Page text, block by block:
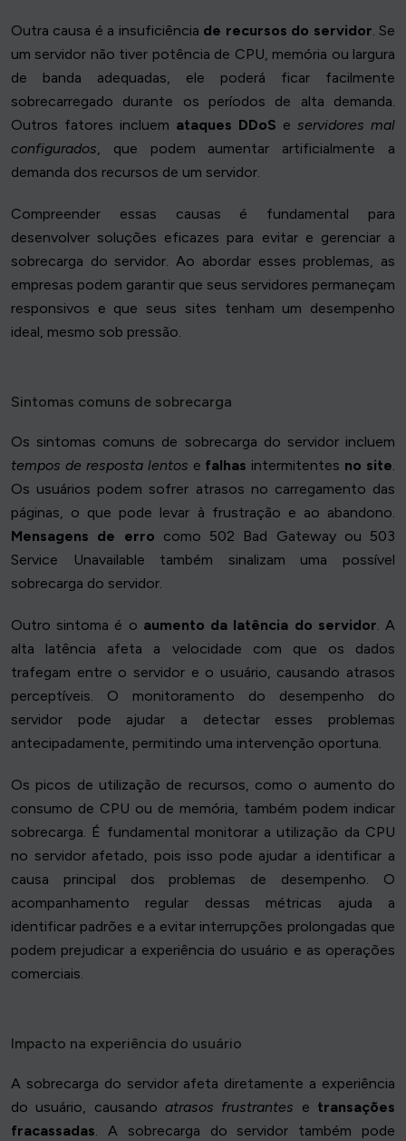
Outra causa é a insuficiência de recursos do servidor. Se
um servidor não tiver potência de CPU, memória ou largura
de banda adequadas, ele poderá ficar facilmente
sobrecarregado durante os períodos de alta demanda.
Outros fatores incluem ataques DDoS e servidores mal
configurados, que podem aumentar artificialmente a
demanda dos recursos de um servidor.
Compreender essas causas é fundamental para
desenvolver soluções eficazes para evitar e gerenciar a
sobrecarga do servidor. Ao abordar esses problemas, as
empresas podem garantir que seus servidores permaneçam
responsivos e que seus sites tenham um desempenho
ideal, mesmo sob pressão.
Sintomas comuns de sobrecarga
Os sintomas comuns de sobrecarga do servidor incluem
tempos de resposta lentos e falhas intermitentes no site.
Os usuários podem sofrer atrasos no carregamento das
páginas, o que pode levar à frustração e ao abandono.
Mensagens de erro como 502 Bad Gateway ou 503
Service Unavailable também sinalizam uma possível
sobrecarga do servidor.
Outro sintoma é o aumento da latência do servidor. A
alta latência afeta a velocidade com que os dados
trafegam entre o servidor e o usuário, causando atrasos
perceptíveis. O monitoramento do desempenho do
servidor pode ajudar a detectar esses problemas
antecipadamente, permitindo uma intervenção oportuna.
Os picos de utilização de recursos, como o aumento do
consumo de CPU ou de memória, também podem indicar
sobrecarga. É fundamental monitorar a utilização da CPU
no servidor afetado, pois isso pode ajudar a identificar a
causa principal dos problemas de desempenho. O
acompanhamento regular dessas métricas ajuda a
identificar padrões e a evitar interrupções prolongadas que
podem prejudicar a experiência do usuário e as operações
comerciais.
Impacto na experiência do usuário
A sobrecarga do servidor afeta diretamente a experiência
do usuário, causando atrasos frustrantes e transações
fracassadas. A sobrecarga do servidor também pode